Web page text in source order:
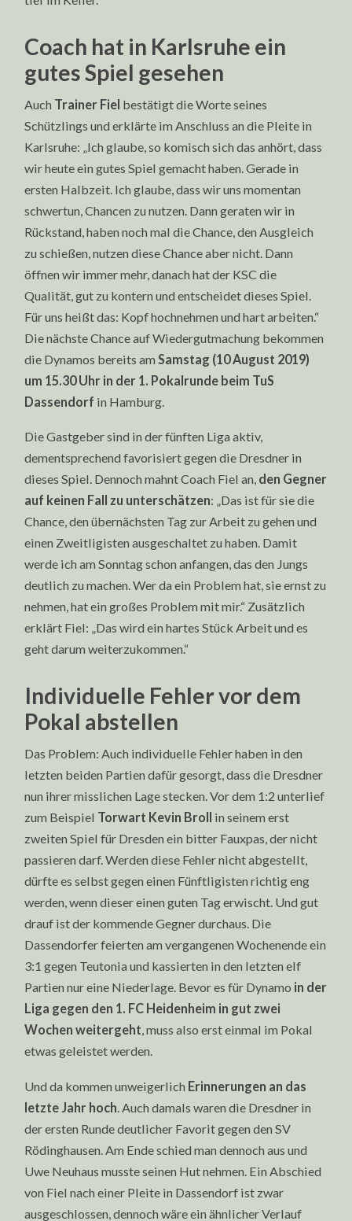
Coach hat in Karlsruhe ein
gutes Spiel gesehen
Auch Trainer Fiel bestätigt die Worte seines
Schützlings und erklärte im Anschluss an die Pleite in
Karlsruhe: „Ich glaube, so komisch sich das anhört, dass
wir heute ein gutes Spiel gemacht haben. Gerade in
ersten Halbzeit. Ich glaube, dass wir uns momentan
schwertun, Chancen zu nutzen. Dann geraten wir in
Rückstand, haben noch mal die Chance, den Ausgleich
zu schießen, nutzen diese Chance aber nicht. Dann
öffnen wir immer mehr, danach hat der KSC die
Qualität, gut zu kontern und entscheidet dieses Spiel.
Für uns heißt das: Kopf hochnehmen und hart arbeiten.“
Die nächste Chance auf Wiedergutmachung bekommen
die Dynamos bereits am Samstag (10 August 2019)
um 15.30 Uhr in der 1. Pokalrunde beim TuS
Dassendorf in Hamburg.
Die Gastgeber sind in der fünften Liga aktiv,
dementsprechend favorisiert gegen die Dresdner in
dieses Spiel. Dennoch mahnt Coach Fiel an, den Gegner
auf keinen Fall zu unterschätzen: „Das ist für sie die
Chance, den übernächsten Tag zur Arbeit zu gehen und
einen Zweitligisten ausgeschaltet zu haben. Damit
werde ich am Sonntag schon anfangen, das den Jungs
deutlich zu machen. Wer da ein Problem hat, sie ernst zu
nehmen, hat ein großes Problem mit mir.“ Zusätzlich
erklärt Fiel: „Das wird ein hartes Stück Arbeit und es
geht darum weiterzukommen.“
Individuelle Fehler vor dem
Pokal abstellen
Das Problem: Auch individuelle Fehler haben in den
letzten beiden Partien dafür gesorgt, dass die Dresdner
nun ihrer misslichen Lage stecken. Vor dem 1:2 unterlief
zum Beispiel Torwart Kevin Broll
in seinem erst
zweiten Spiel für Dresden ein bitter Fauxpas, der nicht
passieren darf. Werden diese Fehler nicht abgestellt,
dürfte es selbst gegen einen Fünftligisten richtig eng
werden, wenn dieser einen guten Tag erwischt. Und gut
drauf ist der kommende Gegner durchaus. Die
Dassendorfer feierten am vergangenen Wochenende ein
3:1 gegen Teutonia und kassierten in den letzten elf
Partien nur eine Niederlage. Bevor es für Dynamo in der
Liga gegen den 1. FC Heidenheim in gut zwei
Wochen weitergeht, muss also erst einmal im Pokal
etwas geleistet werden.
Und da kommen unweigerlich Erinnerungen an das
letzte Jahr hoch. Auch damals waren die Dresdner in
der ersten Runde deutlicher Favorit gegen den SV
Rödinghausen. Am Ende schied man dennoch aus und
Uwe Neuhaus musste seinen Hut nehmen. Ein Abschied
von Fiel nach einer Pleite in Dassendorf ist zwar
ausgeschlossen, dennoch wäre ein ähnlicher Verlauf